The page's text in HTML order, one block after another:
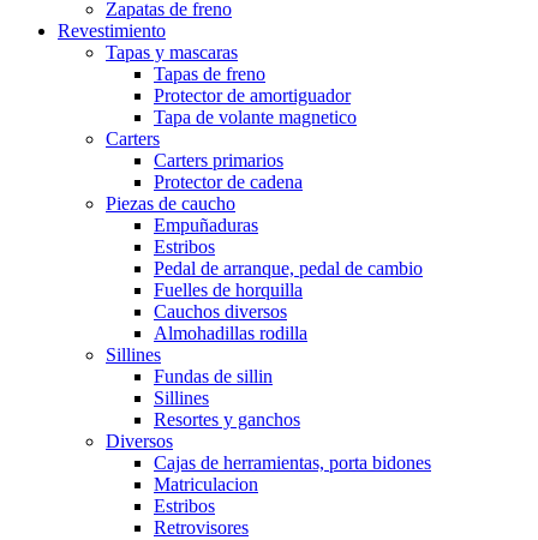
Zapatas de freno
Revestimiento
Tapas y mascaras
Tapas de freno
Protector de amortiguador
Tapa de volante magnetico
Carters
Carters primarios
Protector de cadena
Piezas de caucho
Empuñaduras
Estribos
Pedal de arranque, pedal de cambio
Fuelles de horquilla
Cauchos diversos
Almohadillas rodilla
Sillines
Fundas de sillin
Sillines
Resortes y ganchos
Diversos
Cajas de herramientas, porta bidones
Matriculacion
Estribos
Retrovisores